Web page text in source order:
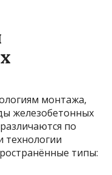
монтажа,
железобетонных
по
технологии
типы: